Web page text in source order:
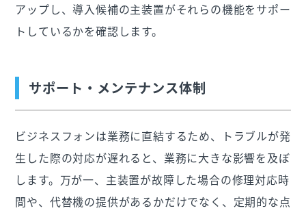
アップし、導入候補の主装置がそれらの機能をサポー
トしているかを確認します。
サポート・メンテナンス体制
ビジネスフォンは業務に直結するため、トラブルが発
生した際の対応が遅れると、業務に大きな影響を及ぼ
します。万が一、主装置が故障した場合の修理対応時
間や、代替機の提供があるかだけでなく、定期的な点